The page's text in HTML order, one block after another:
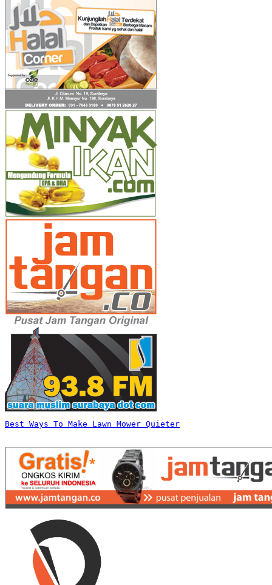
Best Ways To Make Lawn Mower Quieter